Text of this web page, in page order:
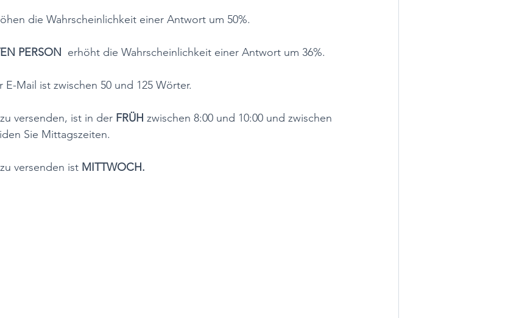
die Wahrscheinlichkeit einer Antwort um 50%.
PERSON
  erhöht die Wahrscheinlichkeit einer Antwort um 36%.
Mail ist zwischen 50 und 125 Wörter.
versenden, ist in der FRÜH zwischen 8:00 und 10:00 und zwischen
Sie Mittagszeiten.
versenden ist MITTWOCH.